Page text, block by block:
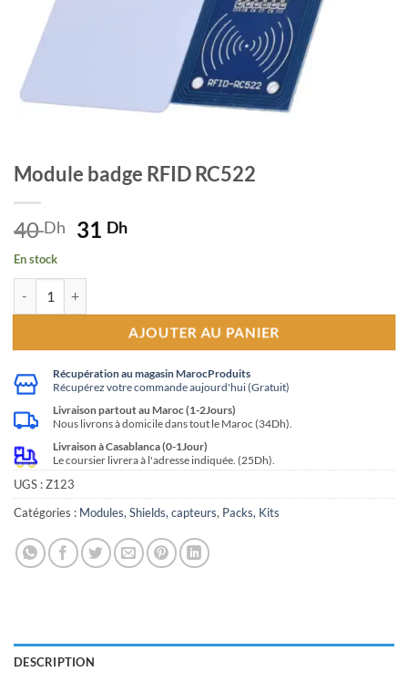
Module badge RFID RC522
40Dh
Le
initial
était :
40 Dh.
31 Dh
31 Dh.
En stock
quantité de Module badge RFID RC522
AJOUTER AU PANIER
Récupération au magasin MarocProduits
Récupérez votre commande aujourd'hui (Gratuit)
Livraison partout au Maroc (1-2Jours)
Nous livrons à domicile dans tout le Maroc (34Dh).
Livraison à Casablanca (0-1Jour)
Le coursier livrera à l'adresse indiquée. (25Dh).
UGS :Z123
Catégories : Modules, Shields, capteurs, Packs, Kits
DESCRIPTION